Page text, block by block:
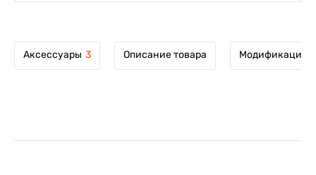
Аксессуары 3 Описание товара Модификации